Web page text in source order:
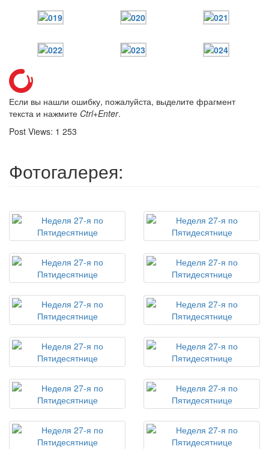
Если вы нашли ошибку, пожалуйста, выделите фрагмент
текста и нажмите Ctrl+Enter.
Post Views: 1 253
Фотогалерея: